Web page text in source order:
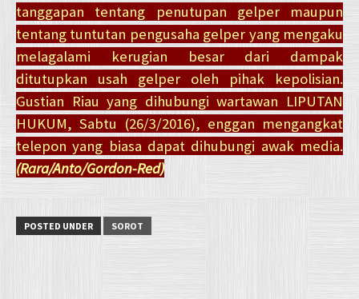
tanggapan tentang penutupan gelper maupun
tentang tuntutan pengusaha gelper yang mengaku
melagalami kerugian besar dari dampak
ditutupkan usah gelper oleh pihak kepolisian.
Gustian Riau yang dihubungi wartawan LIPUTAN
HUKUM, Sabtu (26/3/2016), enggan mengangkat
telepon yang biasa dapat dihubungi awak media.
(Rara/Anto/Gordon-Red)
POSTED UNDER SOROT